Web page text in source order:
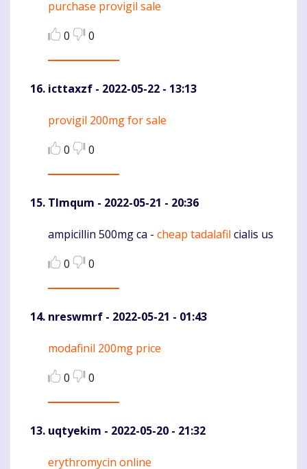
Komentaras
purchase provigil sale
0
0
icttaxzf - 2022-05-22 - 13:13
Komentaras
provigil 200mg for sale
0
0
Tlmqum - 2022-05-21 - 20:36
Komentaras
ampicillin 500mg ca - cheap tadalafil cialis us
0
0
nreswmrf - 2022-05-21 - 01:43
Komentaras
modafinil 200mg price
0
0
uqtyekim - 2022-05-20 - 21:32
Komentaras
erythromycin online